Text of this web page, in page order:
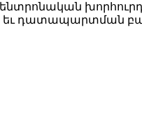
եւ դատապարտման